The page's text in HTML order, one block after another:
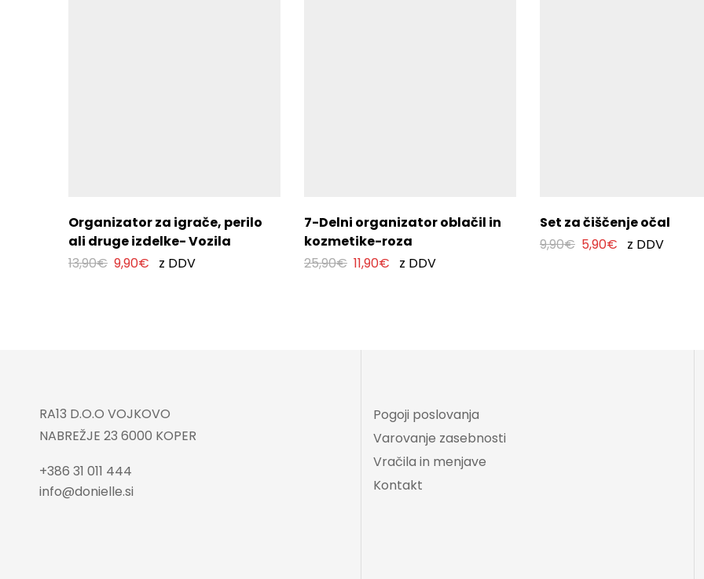
Organizator za igrače, perilo
ali druge izdelke- Vozila
13,90€ 9,90€ z DDV
7-Delni organizator oblačil in
kozmetike-roza
25,90€ 11,90€ z DDV
Set za čiščenje očal
9,90€ 5,90€ z DDV
RA13 D.O.O VOJKOVO
NABREŽJE 23 6000 KOPER
+386 31 011 444
info@donielle.si
Pogoji poslovanja
Varovanje zasebnosti
Vračila in menjave
Kontakt